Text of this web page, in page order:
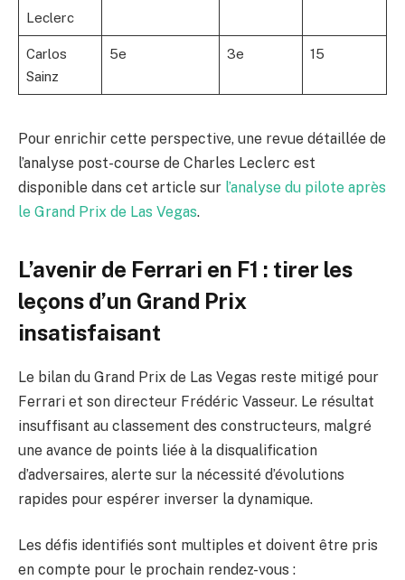
Leclerc
Carlos
Sainz
5e 3e 15
Pour enrichir cette perspective, une revue détaillée de
l’analyse post-course de Charles Leclerc est
disponible dans cet article sur l’analyse du pilote après
le Grand Prix de Las Vegas.
L’avenir de Ferrari en F1 : tirer les
leçons d’un Grand Prix
insatisfaisant
Le bilan du Grand Prix de Las Vegas reste mitigé pour
Ferrari et son directeur Frédéric Vasseur. Le résultat
insuffisant au classement des constructeurs, malgré
une avance de points liée à la disqualification
d’adversaires, alerte sur la nécessité d’évolutions
rapides pour espérer inverser la dynamique.
Les défis identifiés sont multiples et doivent être pris
en compte pour le prochain rendez-vous :